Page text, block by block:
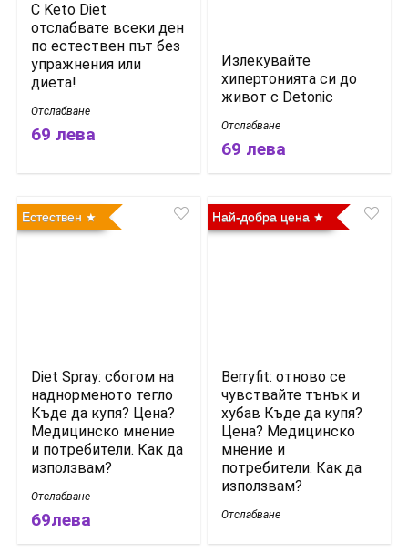
С Keto Diet
отслабвате всеки ден
по естествен път без
упражнения или
диета!
Отслабване
69 лева
Излекувайте
хипертонията си до
живот с Detonic
Отслабване
69 лева
Естествен
Diet Spray: сбогом на
наднорменото тегло
Къде да купя? Цена?
Медицинско мнение
и потребители. Как да
използвам?
Отслабване
69лева
Най-добра цена
Berryfit: отново се
чувствайте тънък и
хубав Къде да купя?
Цена? Медицинско
мнение и
потребители. Как да
използвам?
Отслабване